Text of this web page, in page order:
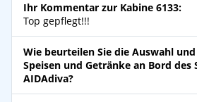
Ihr Kommentar zur Kabine 6133:
Top gepflegt!!!
Wie beurteilen Sie die Auswahl
Speisen und Getränke an Bord des
AIDAdiva?